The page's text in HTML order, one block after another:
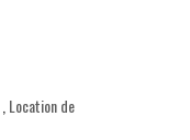
Location de